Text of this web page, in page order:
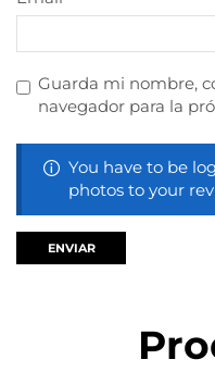
Guarda mi nombre,
navegador para la
You have to be
photos to your